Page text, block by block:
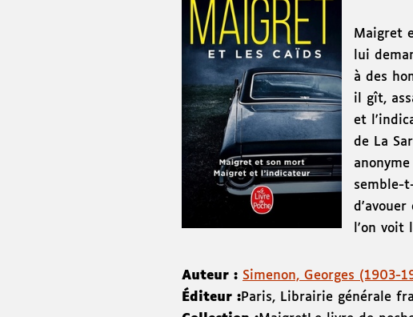
Maigret
lui
à des
il gît,
et
de La
semble-
d'avouer
l'on voit
Auteur : Simenon, Georges (1903-
Éditeur :Paris, Librairie générale